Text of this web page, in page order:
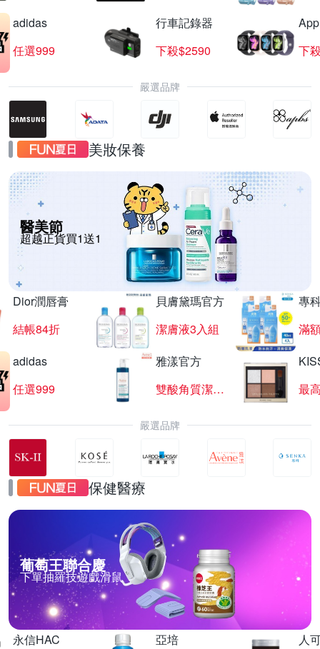
adidas
任選999
行車記錄器
下殺$2590
下
嚴選品牌
美妝保養
醫美節
超越正貨買1送1
Dior潤唇膏
結帳84折
貝膚黛瑪官方
潔膚液3入組
專
滿
adidas
任選999
雅漾官方
雙酸角質潔膚露
最
嚴選品牌
保健醫療
葡萄王聯合慶
下單抽羅技遊戲滑鼠
永信HAC
亞培
人